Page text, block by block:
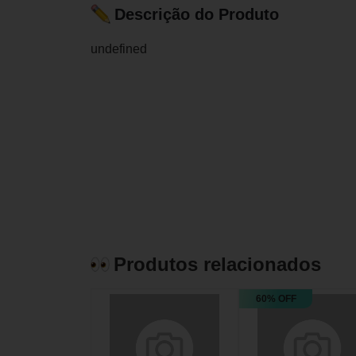
Descrição do Produto
undefined
Produtos relacionados
60% OFF